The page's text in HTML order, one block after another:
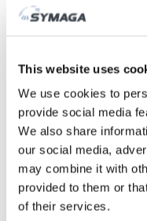
This website uses
We use cookies to
provide social media
We also share
our social media,
may combine it with
provided to them or
of their services.
СКАЧАТЬ